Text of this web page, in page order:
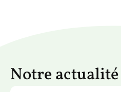
Notre actualité